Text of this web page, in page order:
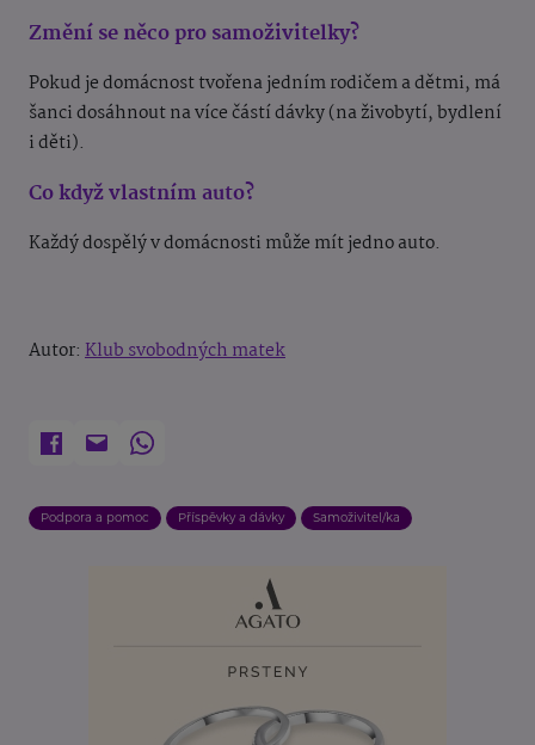
Změní se něco pro samoživitelky?
Pokud je domácnost tvořena jedním rodičem a dětmi, má
šanci dosáhnout na více částí dávky (na živobytí, bydlení
i děti).
Co když vlastním auto?
Každý dospělý v domácnosti může mít jedno auto.
Autor: Klub svobodných matek
Podpora a pomoc Příspěvky a dávky Samoživitel/ka